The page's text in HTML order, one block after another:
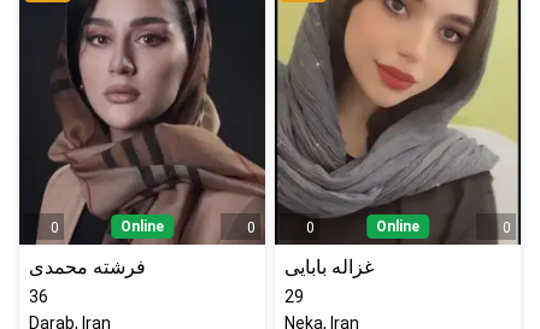
0 Online 0
فرشته محمدی
36
Darab, Iran
0 Online 0
غزاله بابایی
29
Neka, Iran